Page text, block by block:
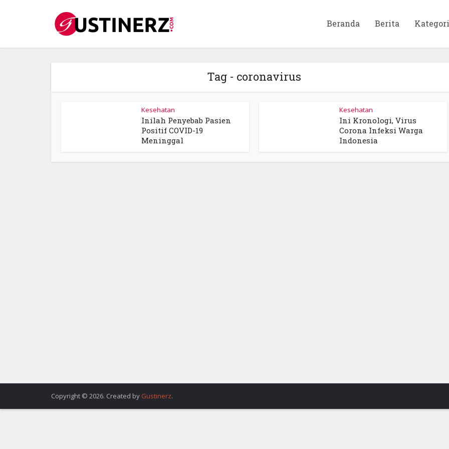
Beranda Berita Kategori
Tag - coronavirus
Kesehatan
Inilah Penyebab Pasien
Positif COVID-19
Meninggal
Kesehatan
Ini Kronologi, Virus
Corona Infeksi Warga
Indonesia
Copyright © 2026. Created by Gustinerz.